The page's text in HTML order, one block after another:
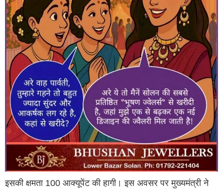
इसकी क्षमता 100 आक्यूपेंट की हागी। इस अवसर पर मुख्यमंत्री ने